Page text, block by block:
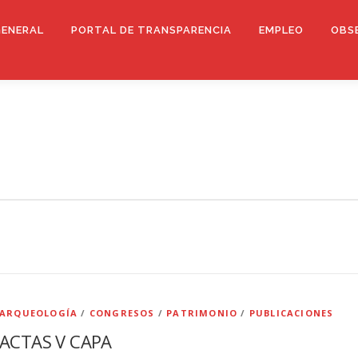
PORTAL DE TRANSPARENCIA EMPLEO
ARQUEOLOGÍA / CONGRESOS / PATRIMONIO / PUBLICACIONES
ACTAS V CAPA